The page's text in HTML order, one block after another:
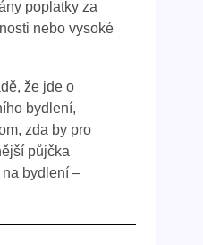
poplatky za
nebo vysoké
že jde o
bydlení,
zda by pro
půjčka
bydlení –